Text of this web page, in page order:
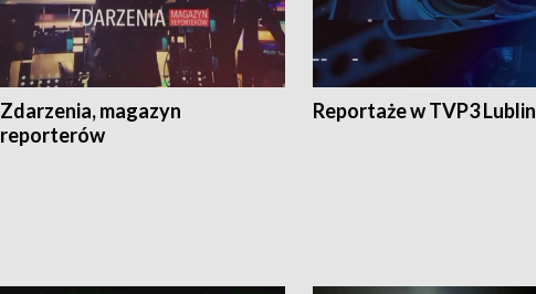
Zdarzenia, magazyn
reporterów
Reportaże w TVP3 Lublin